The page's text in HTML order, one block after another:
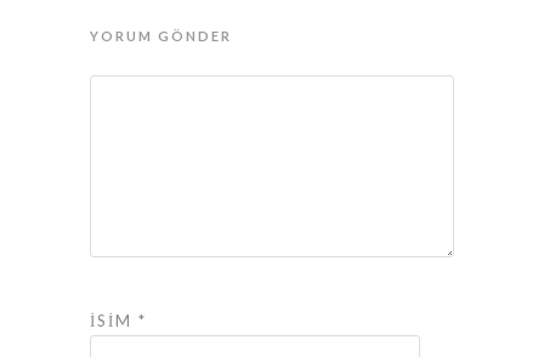
YORUM GÖNDER
İSIM *